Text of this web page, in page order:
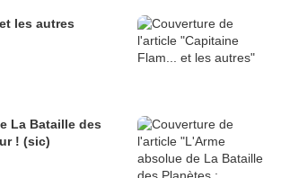
les autres
La Bataille des
! (sic)